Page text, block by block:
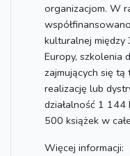
organizacjom. W
kulturalnej między
Europy, szkolenia
zajmujących się
realizację lub
działalność 1 144
500 książek w
Więcej informacji: